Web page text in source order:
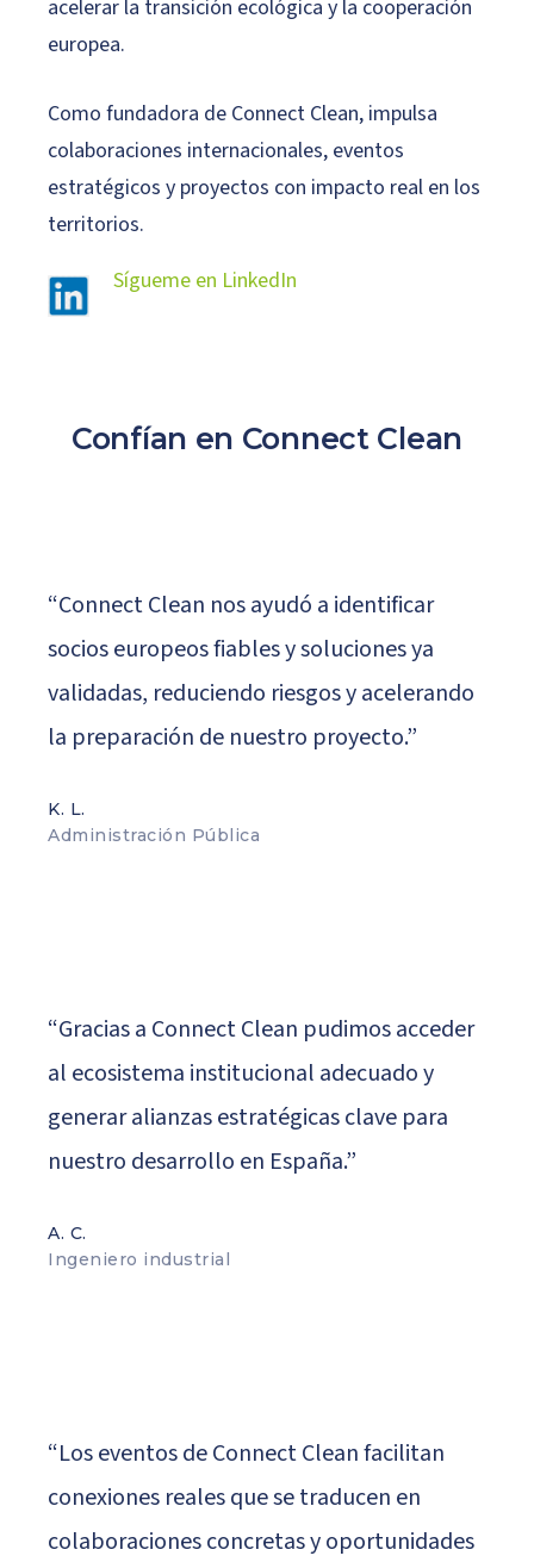
acelerar la transición ecológica y la cooperación
europea.
Como fundadora de Connect Clean, impulsa
colaboraciones internacionales, eventos
estratégicos y proyectos con impacto real en los
territorios.
Sígueme en LinkedIn
Confían en Connect Clean
“Connect Clean nos ayudó a identificar
socios europeos fiables y soluciones ya
validadas, reduciendo riesgos y acelerando
la preparación de nuestro proyecto.”
K. L.
Administración Pública
“Gracias a Connect Clean pudimos acceder
al ecosistema institucional adecuado y
generar alianzas estratégicas clave para
nuestro desarrollo en España.”
A. C.
Ingeniero industrial
“Los eventos de Connect Clean facilitan
conexiones reales que se traducen en
colaboraciones concretas y oportunidades